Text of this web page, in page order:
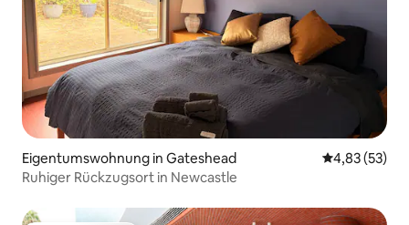
Eigentumswohnung in Gateshead
4,83 (53)
Ruhiger Rückzugsort in Newcastle